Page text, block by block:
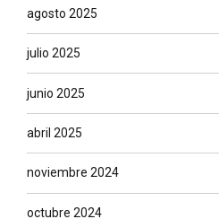
agosto 2025
julio 2025
junio 2025
abril 2025
noviembre 2024
octubre 2024